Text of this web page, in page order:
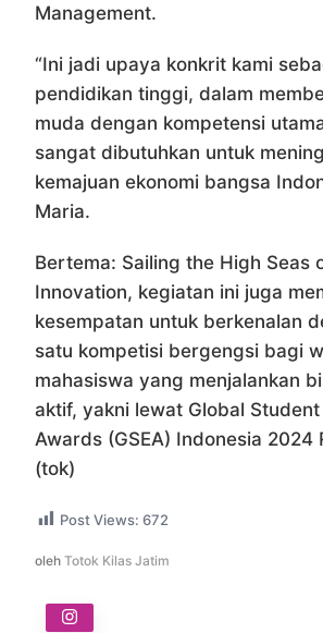
Management.
“Ini jadi upaya konkrit kami
pendidikan tinggi, dalam
muda dengan kompetensi
sangat dibutuhkan untuk
kemajuan ekonomi bangsa
Maria.
Bertema: Sailing the High Seas
Innovation, kegiatan ini juga
kesempatan untuk berkenalan
satu kompetisi bergengsi bagi
mahasiswa yang menjalankan
aktif, yakni lewat Global
Awards (GSEA) Indonesia 2024
(tok)
Post Views: 672
oleh Totok Kilas Jatim